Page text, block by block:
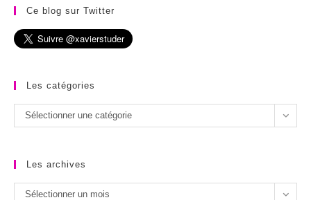
Ce blog sur Twitter
Les catégories
Les
catégories
Sélectionner une catégorie
Les archives
LesSélectionner un mois